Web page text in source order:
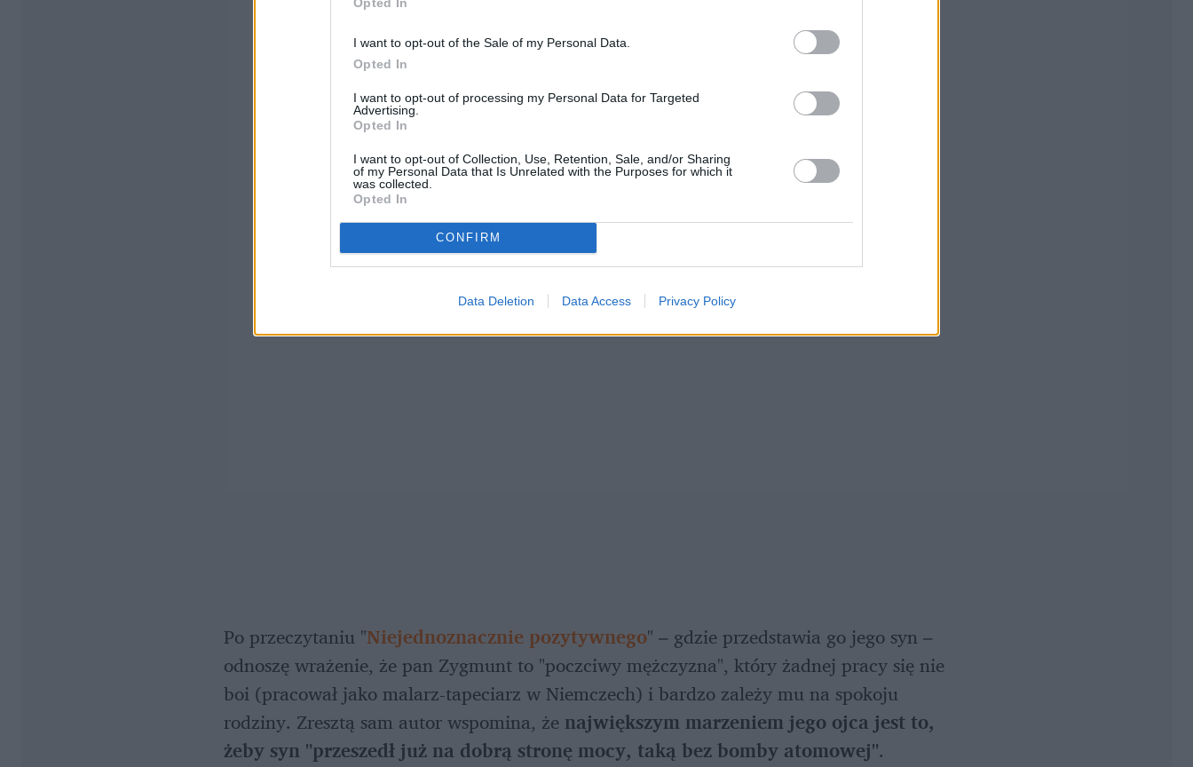
I want to opt-out of the Sale of my Personal Data.
Opted In
I want to opt-out of processing my Personal Data for Targeted
Advertising.
Opted In
I want to opt-out of Collection, Use, Retention, Sale, and/or Sharing
of my Personal Data that Is Unrelated with the Purposes for which it
was collected.
Opted In
CONFIRM
Data Deletion Data Access Privacy Policy
Po przeczytaniu "Niejednoznacznie pozytywnego" – gdzie przedstawia go jego syn –
odnoszę wrażenie, że pan Zygmunt to "poczciwy mężczyzna", który żadnej pracy się nie
boi (pracował jako malarz-tapeciarz w Niemczech) i bardzo zależy mu na spokoju
rodziny. Zresztą sam autor wspomina, że największym marzeniem jego ojca jest to,
żeby syn "przeszedł już na dobrą stronę mocy, taką bez bomby atomowej".